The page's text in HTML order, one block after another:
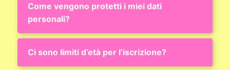
Come vengono protetti i miei dati
personali?
Ci sono limiti d’età per l’iscrizione?